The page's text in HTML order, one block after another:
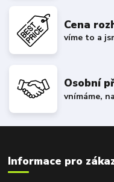
Cena
víme to a
Osobní
vnímáme,
Informace pro